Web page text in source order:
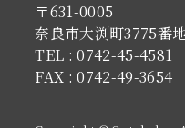
〒631-0005
奈良市大渕町3775番
TEL : 0742-45-4581
FAX : 0742-49-3654